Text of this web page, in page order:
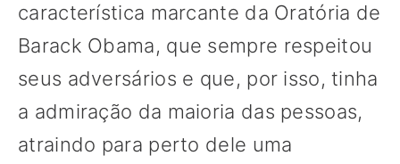
característica marcante da Oratória de
Barack Obama, que sempre respeitou
seus adversários e que, por isso, tinha
a admiração da maioria das pessoas,
atraindo para perto dele uma